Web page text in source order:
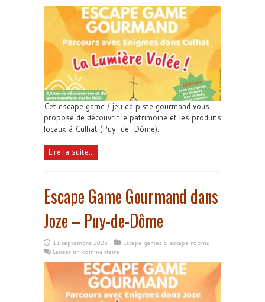
Cet escape game / jeu de piste gourmand vous
propose de découvrir le patrimoine et les produits
locaux à Culhat (Puy-de-Dôme).
Lire la suite...
Escape Game Gourmand dans
Joze – Puy-de-Dôme
11 septembre 2025
Escape games & escape rooms
Laisser un commentaire